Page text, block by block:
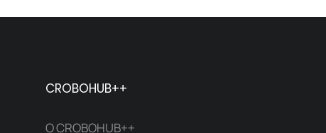
CROBOHUB++
O CROBOHUB++